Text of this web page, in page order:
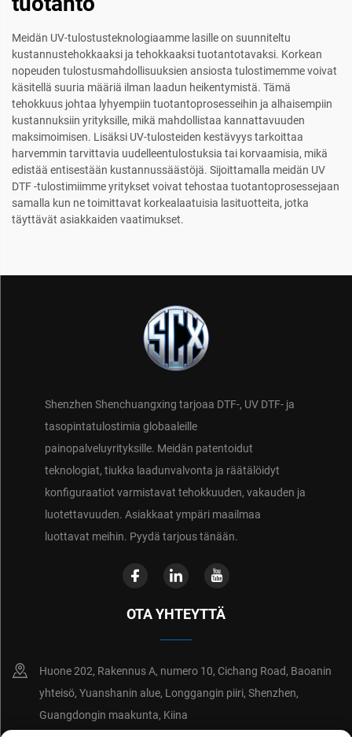
Meidän UV-tulostusteknologiaamme lasille on suunniteltu
kustannustehokkaaksi ja tehokkaaksi tuotantotavaksi. Korkean
nopeuden tulostusmahdollisuuksien ansiosta tulostimemme voivat
käsitellä suuria määriä ilman laadun heikentymistä. Tämä
tehokkuus johtaa lyhyempiin tuotantoprosesseihin ja alhaisempiin
kustannuksiin yrityksille, mikä mahdollistaa kannattavuuden
maksimoimisen. Lisäksi UV-tulosteiden kestävyys tarkoittaa
harvemmin tarvittavia uudelleentulostuksia tai korvaamisia, mikä
edistää entisestään kustannussäästöjä. Sijoittamalla meidän UV
DTF -tulostimiimme yritykset voivat tehostaa tuotantoprosessejaan
samalla kun ne toimittavat korkealaatuisia lasituotteita, jotka
täyttävät asiakkaiden vaatimukset.
Shenzhen Shenchuangxing tarjoaa DTF-, UV DTF- ja
tasopintatulostimia globaaleille
painopalveluyrityksille. Meidän patentoidut
teknologiat, tiukka laadunvalvonta ja räätälöidyt
konfiguraatiot varmistavat tehokkuuden, vakauden ja
luotettavuuden. Asiakkaat ympäri maailmaa
luottavat meihin. Pyydä tarjous tänään.
OTA YHTEYTTÄ
Huone 202, Rakennus A, numero 10, Cichang Road, Baoanin
yhteisö, Yuanshanin alue, Longgangin piiri, Shenzhen,
Guangdongin maakunta, Kiina